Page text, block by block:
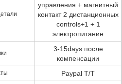
управления + магнитный
контакт 2 дистанционных
controls+1 + 1
электропитание
3-15days после
компенсации
Paypal T/T